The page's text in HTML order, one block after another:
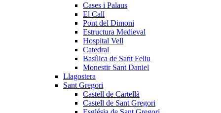
Cases i Palaus
El Call
Pont del Dimoni
Estructura Medieval
Hospital Vell
Catedral
Basílica de Sant Feliu
Monestir Sant Daniel
Llagostera
Sant Gregori
Castell de Cartellà
Castell de Sant Gregori